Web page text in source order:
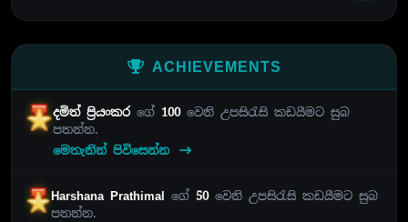
ACHIEVEMENTS
දමිත් ප්‍රියංකරගේ 100වෙනි උපසිරැසි කඩයීමට සුබ
පතන්න.
මෙතැනින් පිවිසෙන්න
Harshana Prathimal ගේ 50වෙනි උපසිරැසි කඩයීමට සුබ
පතන්න.